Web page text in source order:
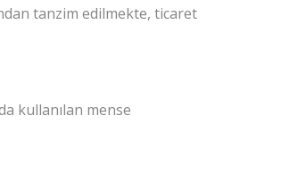
tanzim edilmekte, ticaret
kullanılan mense